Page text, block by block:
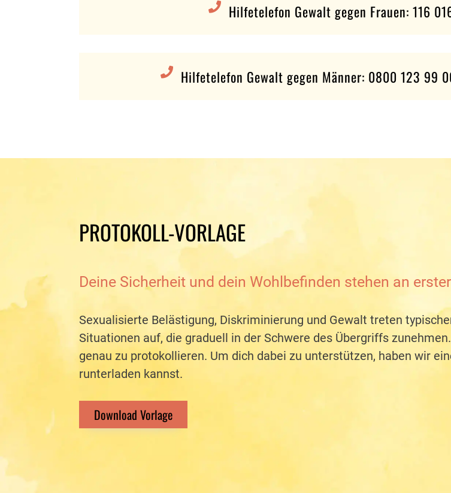
 Hilfetelefon Gewalt gegen Frauen: 116
 Hilfetelefon Gewalt gegen Männer: 0800 123 99
PROTOKOLL-VORLAGE
Deine Sicherheit und dein Wohlbefinden stehen an
Sexualisierte Belästigung, Diskriminierung und Gewalt treten
Situationen auf, die graduell in der Schwere des Übergriffs
genau zu protokollieren. Um dich dabei zu unterstützen, haben wir
runterladen kannst.
Download Vorlage